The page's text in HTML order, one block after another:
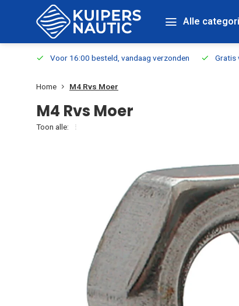
Alle
Voor 16:00 besteld, vandaag verzonden Gratis
Home M4 Rvs Moer
M4 Rvs Moer
Toon alle: